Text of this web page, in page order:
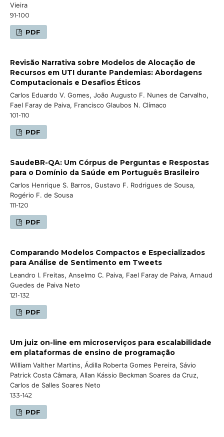
Vieira
91-100
PDF
Revisão Narrativa sobre Modelos de Alocação de
Recursos em UTI durante Pandemias: Abordagens
Computacionais e Desafios Éticos
Carlos Eduardo V. Gomes, João Augusto F. Nunes de Carvalho,
Fael Faray de Paiva, Francisco Glaubos N. Clímaco
101-110
PDF
SaudeBR-QA: Um Córpus de Perguntas e Respostas
para o Domínio da Saúde em Português Brasileiro
Carlos Henrique S. Barros, Gustavo F. Rodrigues de Sousa,
Rogério F. de Sousa
111-120
PDF
Comparando Modelos Compactos e Especializados
para Análise de Sentimento em Tweets
Leandro I. Freitas, Anselmo C. Paiva, Fael Faray de Paiva, Arnaud
Guedes de Paiva Neto
121-132
PDF
Um juiz on-line em microserviços para escalabilidade
em plataformas de ensino de programação
William Valther Martins, Ádilla Roberta Gomes Pereira, Sávio
Patrick Costa Câmara, Allan Kássio Beckman Soares da Cruz,
Carlos de Salles Soares Neto
133-142
PDF